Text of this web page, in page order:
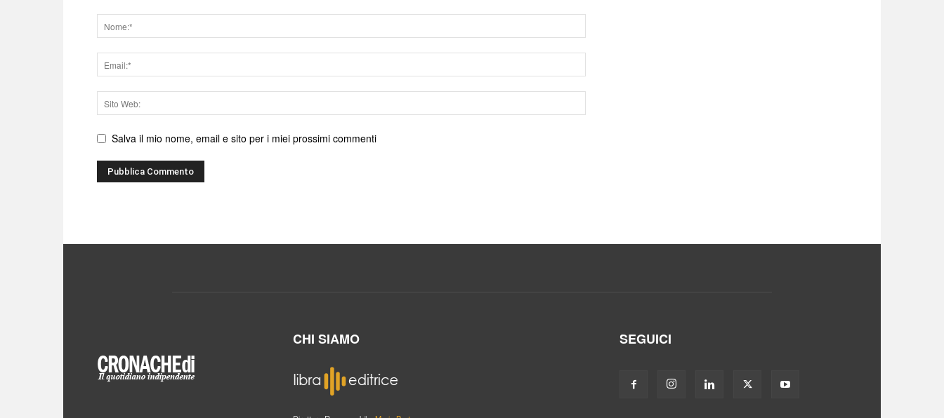
Nome
Email
Sito
web
Salva il mio nome, email e sito per i miei prossimi commenti
CHI SIAMO SEGUICI